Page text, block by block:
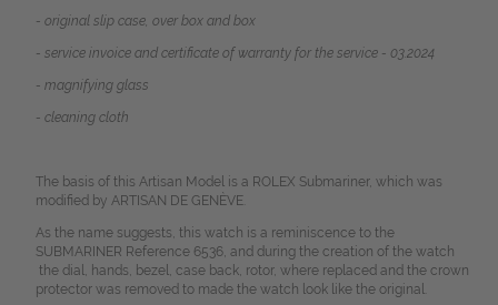
- original slip case, over box and box
- service invoice and certificate of warranty for the service - 03.2024
- magnifying glass
- cleaning cloth
The basis of this Artisan Model is a ROLEX Submariner, which was
modified by ARTISAN DE GENÈVE.
As the name suggests, this watch is a reminiscence to the
SUBMARINER Reference 6536, and during the creation of the watch
the dial, hands, bezel, case back, rotor, where replaced and the crown
protector was removed to made the watch look like the original.